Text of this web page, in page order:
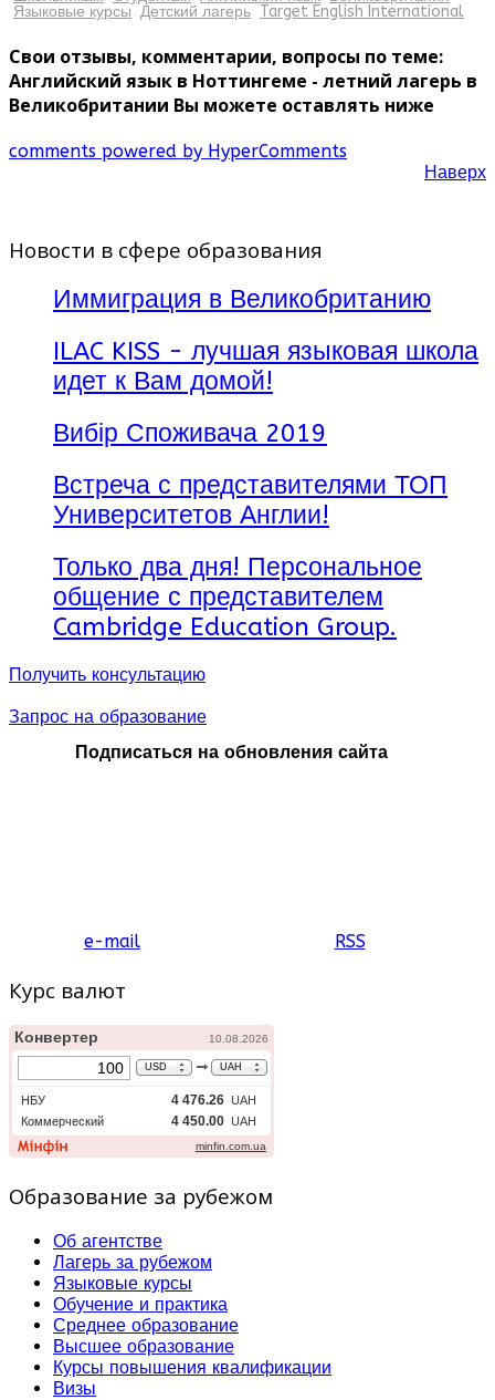
Языковые курсы Детский лагерь Target English International
Свои отзывы, комментарии, вопросы по теме:
Английский язык в Ноттингеме - летний лагерь в
Великобритании Вы можете оставлять ниже
comments powered by HyperComments
Наверх
Новости в сфере образования
Иммиграция в Великобританию
ILAC KISS - лучшая языковая школа
идет к Вам домой!
Вибір Споживача 2019
Встреча с представителями ТОП
Университетов Англии!
Только два дня! Персональное
общение с представителем
Cambridge Education Group.
Получить консультацию
Запрос на образование
Подписаться на обновления сайта
e-mail RSS
Курс валют
Образование за рубежом
Об агентстве
Лагерь за рубежом
Языковые курсы
Обучение и практика
Среднее образование
Высшее образование
Курсы повышения квалификации
Визы